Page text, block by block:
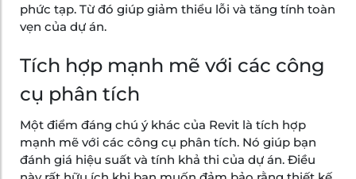
phức tạp. Từ đó giúp giảm thiểu lỗi và tăng tính toàn
vẹn của dự án.
Tích hợp mạnh mẽ với các công
cụ phân tích
Một điểm đáng chú ý khác của Revit là tích hợp
mạnh mẽ với các công cụ phân tích. Nó giúp bạn
đánh giá hiệu suất và tính khả thi của dự án. Điều